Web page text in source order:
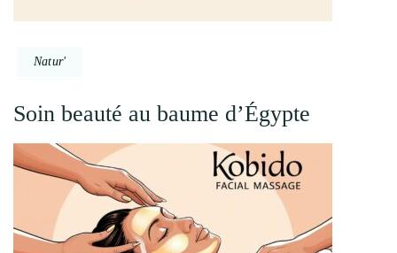
Natur'
Soin beauté au baume d’Égypte